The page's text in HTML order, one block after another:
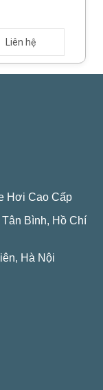
Hơi Cao Cấp
Bình, Hồ Chí
Hà Nội